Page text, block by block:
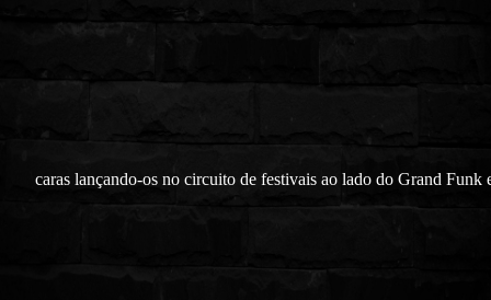
caras lançando-os no circuito de festivais ao lado do Grand Funk